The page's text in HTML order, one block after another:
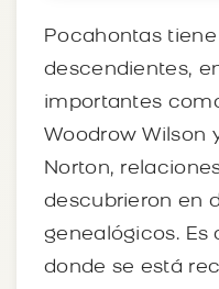
Pocahontas
descendientes,
importantes
Woodrow Wilson
Norton,
descubrieron en
genealógicos. Es
donde se está